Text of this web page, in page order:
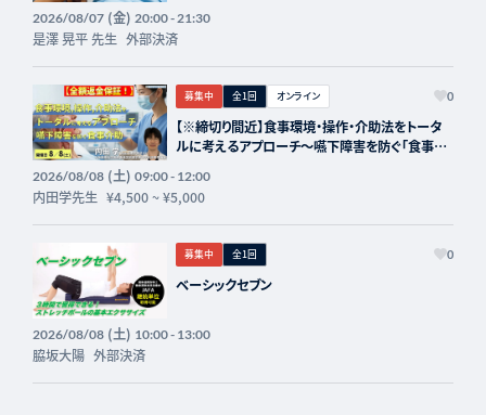
2026/08/07(金) 20:00 - 21:30
是澤 晃平 先生 外部決済
募集中 全1回 オンライン 0
【※締切り間近】食事環境・操作・介助法をトータ
ルに考えるアプローチ～嚥下障害を防ぐ「食事介
フォーライフ】
2026/08/08(土) 09:00 - 12:00
内田学先生 ¥4,500~¥5,000
募集中 全1回 0
ベーシックセブン
2026/08/08(土) 10:00 - 13:00
脇坂大陽 外部決済